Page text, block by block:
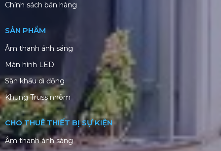
Chính sách bán hàng
SẢN PHẨM
Âm thanh ánh sáng
Màn hình LED
Sân khấu di động
Khung Truss nhôm
CHO THUÊ THIẾT BỊ SỰ KIỆN
Âm thanh ánh sáng